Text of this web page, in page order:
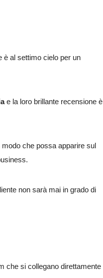
è al settimo cielo per un
e la loro brillante recensione è
modo che possa apparire sul
non sarà mai in grado di
che si collegano direttamente